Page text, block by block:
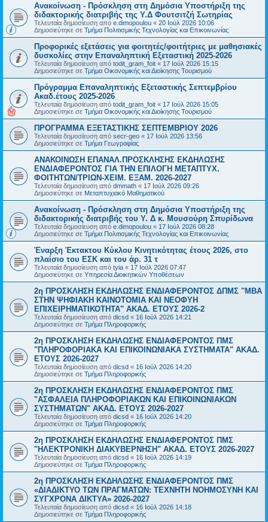
Ανακοίνωση - Πρόσκληση στη Δημόσια Υποστήριξη της
διδακτορικής διατριβής της Υ.Δ Φουτσιτζή Σωτηρίας
Τελευταία δημοσίευση από e.dimopoulou « 20 Ιούλ 2026 10:06
Δημοσιεύτηκε σε Τμήμα Πολιτισμικής Τεχνολογίας και Επικοινωνίας
Προφορικές εξετάσεις για φοιτητές/φοιτήτριες με μαθησιακές
δυσκολίες στην Επαναληπτική Εξεταστική 2025-2026
Τελευταία δημοσίευση από todit_gram_foit « 17 Ιούλ 2026 15:15
Δημοσιεύτηκε σε Τμήμα Οικονομικής και Διοίκησης Τουρισμού
Πρόγραμμα Επαναληπτικής Εξεταστικής Σεπτεμβρίου
Ακαδ.έτους 2025-2026
Τελευταία δημοσίευση από todit_gram_foit « 17 Ιούλ 2026 15:05
Δημοσιεύτηκε σε Τμήμα Οικονομικής και Διοίκησης Τουρισμού
ΠΡΟΓΡΑΜΜΑ ΕΞΕΤΑΣΤΙΚΗΣ ΣΕΠΤΕΜΒΡΙΟΥ 2026
Τελευταία δημοσίευση από secr-geo « 17 Ιούλ 2026 13:56
Δημοσιεύτηκε σε Τμήμα Γεωγραφίας
ΑΝΑΚΟΙΝΩΣΗ ΕΠΑΝΑΛ.ΠΡΟΣΚΛΗΣΗΣ ΕΚΔΗΛΩΣΗΣ
ΕΝΔΙΑΦΕΡΟΝΤΟΣ ΓΙΑ ΤΗΝ ΕΠΙΛΟΓΗ ΜΕΤΑΠΤΥΧ.
ΦΟΙΤΗΤΩΝ/ΤΡΙΩΝ-ΧΕΙΜ. ΕΞΑΜ. 2026-2027
Τελευταία δημοσίευση από dmmath « 17 Ιούλ 2026 09:26
Δημοσιεύτηκε σε Μεταπτυχιακό Μαθηματικού
Ανακοίνωση - Πρόσκληση στη Δημόσια Υποστήριξη της
διδακτορικής διατριβής του Υ. Δ κ. Μουσούρη Σπυρίδωνα
Τελευταία δημοσίευση από e.dimopoulou « 17 Ιούλ 2026 08:28
Δημοσιεύτηκε σε Τμήμα Πολιτισμικής Τεχνολογίας και Επικοινωνίας
Έναρξη Έκτακτου Κύκλου Κινητικότητας έτους 2026, στο
πλαίσιο του ΕΣΚ και του άρ. 31 τ
Τελευταία δημοσίευση από tyia « 17 Ιούλ 2026 07:47
Δημοσιεύτηκε σε Υπηρεσία Διοικητικών Υποθέσεων
2η ΠΡΟΣΚΛΗΣΗ ΕΚΔΗΛΩΣΗΣ ΕΝΔΙΑΦΕΡΟΝΤΟΣ ΔΠΜΣ "ΜΒΑ
ΣΤΗΝ ΨΗΦΙΑΚΗ ΚΑΙΝΟΤΟΜΙΑ ΚΑΙ ΝΕΟΦΥΗ
ΕΠΙΧΕΙΡΗΜΑΤΙΚΟΤΗΤΑ" ΑΚΑΔ. ΕΤΟΥΣ 2026-2
Τελευταία δημοσίευση από dicsd « 16 Ιούλ 2026 14:21
Δημοσιεύτηκε σε Τμήμα Πληροφορικής
2η ΠΡΟΣΚΛΗΣΗ ΕΚΔΗΛΩΣΗΣ ΕΝΔΙΑΦΕΡΟΝΤΟΣ ΠΜΣ
"ΠΛΗΡΟΦΟΡΙΑΚΑ ΚΑΙ ΕΠΙΚΟΙΝΩΝΙΑΚΑ ΣΥΣΤΗΜΑΤΑ" ΑΚΑΔ.
ΕΤΟΥΣ 2026-2027
Τελευταία δημοσίευση από dicsd « 16 Ιούλ 2026 14:20
Δημοσιεύτηκε σε Τμήμα Πληροφορικής
2η ΠΡΟΣΚΛΗΣΗ ΕΚΔΗΛΩΣΗΣ ΕΝΔΙΑΦΕΡΟΝΤΟΣ ΠΜΣ
"ΑΣΦΑΛΕΙΑ ΠΛΗΡΟΦΟΡΙΑΚΩΝ ΚΑΙ ΕΠΙΚΟΙΝΩΝΙΑΚΩΝ
ΣΥΣΤΗΜΑΤΩΝ" ΑΚΑΔ. ΕΤΟΥΣ 2026-2027
Τελευταία δημοσίευση από dicsd « 16 Ιούλ 2026 14:20
Δημοσιεύτηκε σε Τμήμα Πληροφορικής
2η ΠΡΟΣΚΛΗΣΗ ΕΚΔΗΛΩΣΗΣ ΕΝΔΙΑΦΕΡΟΝΤΟΣ ΠΜΣ
"ΗΛΕΚΤΡΟΝΙΚΗ ΔΙΑΚΥΒΕΡΝΗΣΗ" ΑΚΑΔ. ΕΤΟΥΣ 2026-2027
Τελευταία δημοσίευση από dicsd « 16 Ιούλ 2026 14:19
Δημοσιεύτηκε σε Τμήμα Πληροφορικής
2η ΠΡΟΣΚΛΗΣΗ ΕΚΔΗΛΩΣΗΣ ΕΝΔΙΑΦΕΡΟΝΤΟΣ ΠΜΣ
«ΔΙΑΔΙΚΤΥΟ ΤΩΝ ΠΡΑΓΜΑΤΩΝ: ΤΕΧΝΗΤΗ ΝΟΗΜΟΣΥΝΗ ΚΑΙ
ΣΥΓΧΡΟΝΑ ΔΙΚΤΥΑ» 2026-2027
Τελευταία δημοσίευση από dicsd « 16 Ιούλ 2026 14:18
Δημοσιεύτηκε σε Τμήμα Πληροφορικής